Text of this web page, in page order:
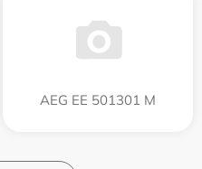
AEG EE 501301 M